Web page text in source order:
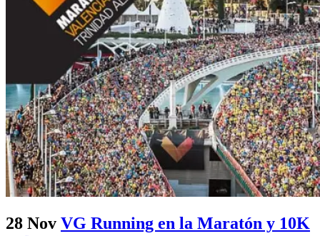
28 Nov VG Running en la Maratón y 10K